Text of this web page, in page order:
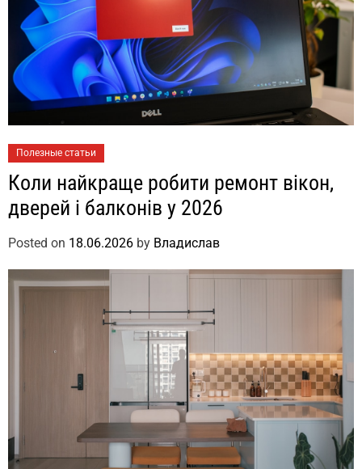
Полезные статьи
Коли найкраще робити ремонт вікон,
дверей і балконів у 2026
Posted on 18.06.2026 by Владислав